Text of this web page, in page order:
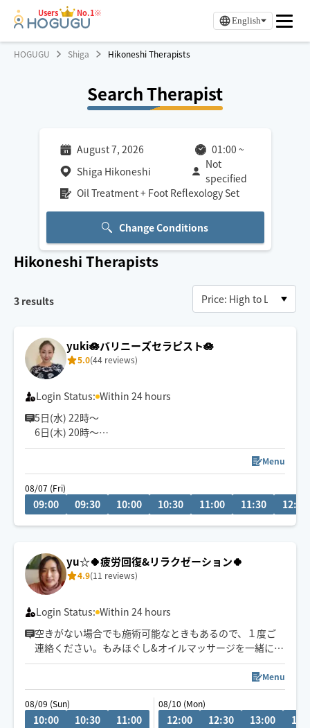
Users No.1※
English
HOGUGU Shiga Hikoneshi Therapists
Search Therapist
August 7, 2026 01:00 ~
Shiga Hikoneshi
Not
specified
Oil Treatment + Foot Reflexology Set
Change Conditions
Hikoneshi Therapists
3 results
yuki🪷バリニーズセラピスト🪷
5.0(44 reviews)
Login Status: Within 24 hours
5日(水) 22時〜
6日(木) 20時〜
空きございます。
空いてないお日にち、お時間でもメッセージ頂けますと
調整できる場合もあります✨
お気軽にメッセージください🎀
に合わせた手技で癒します👐
もちろん男性、外国の方も大歓迎です✨
🚗県外のお客様は高速代別途頂いております。
Menu
08/07 (Fri)
09:00 09:30 10:00 10:30 11:00 11:30 12:00
yu☆🍀疲労回復&リラクゼーション🍀
4.9(11 reviews)
Login Status: Within 24 hours
空きがない場合でも施術可能なときもあるので、１度ご
連絡ください。もみほぐし&オイルマッサージを一緒にさ
れるとコリも浮腫みもとれてスッキリするのでオススメ
ですよ～(^-^)/１人１人に寄り添う施術を心掛けていま
す。宜しくお願いいたします！県外の方は高速代別途い
ただいております。新規のお客様は県内最終受付22時、
県外21時まで。リピート様はなるべくご希望沿えるよう
Menu
08/09 (Sun)
10:00 10:30 11:00
08/10 (Mon)
12:00 12:30 13:00